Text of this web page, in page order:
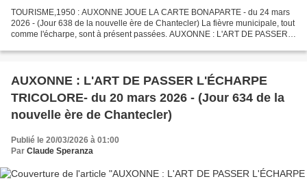
TOURISME,1950 : AUXONNE JOUE LA CARTE BONAPARTE - du 24 mars
2026 - (Jour 638 de la nouvelle ère de Chantecler) La fièvre municipale, tout
comme l'écharpe, sont à présent passées. AUXONNE : L'ART DE PASSER
AUXONNE : L'ART DE PASSER L'ÉCHARPE
TRICOLORE- du 20 mars 2026 - (Jour 634 de la
nouvelle ère de Chantecler)
Publié le 20/03/2026 à 01:00
Par Claude Speranza